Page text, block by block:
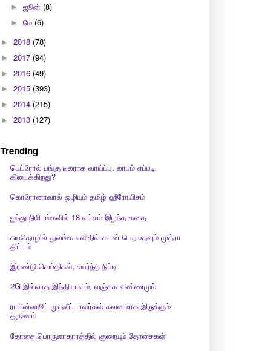
► ஜூன் (8)
► மே (6)
► 2018 (78)
► 2017 (94)
► 2016 (49)
► 2015 (393)
► 2014 (215)
► 2013 (127)
Trending
பெட்ரோல் பங்கு டீலராக வாய்ப்பு. லாபம் எப்படி
கிடைக்கிறது?
கொரோனாவால் ஒழியும் தமிழ் ஹீரோயிசம்
ஐந்து நிமிடங்களில் 18 லட்சம் இழந்த கதை
சுயதொழில் துவங்க எளிதில் கடன் பெற உதவும் முத்ரா
திட்டம்
இரண்டு செய்திகள், உயர்ந்த நிப்டி
2G இல்லாத இந்தியாவும், வஞ்சக எண்ணமும்
ராபின்ஹூட் முதலீட்டாளர்கள் கவனமாக இருக்கும்
தருணம்
தோசை பொருளாதாரத்தில் குறையும் தோசைகள்